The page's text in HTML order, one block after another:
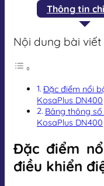
Thông tin
Nội dung bài viết
Đặc điểm nổi
KosaPlus DN400
Bảng thông
KosaPlus DN400
Đặc điểm
điều khiển